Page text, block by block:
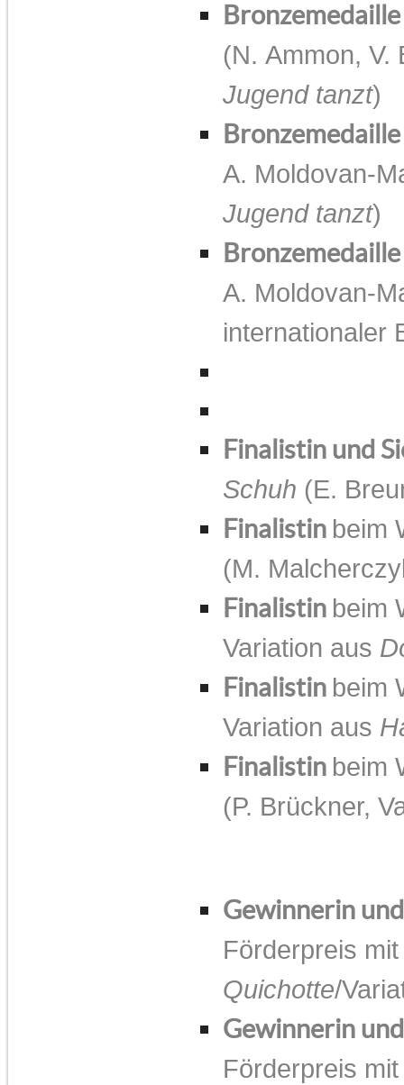
Bronzemedaille
(N. Ammon, V.
Jugend tanzt)
Bronzemedaille
A. Moldovan-
Jugend tanzt)
A. Moldovan-
internationaler
Finalistin und
Schuh (E.
Finalistin beim
(M.
Finalistin beim
Variation aus
Finalistin beim
Variation aus
Finalistin beim
(P. Brückner,
Gewinnerin
Förderpreis
Quichotte/
Gewinnerin
Förderpreis